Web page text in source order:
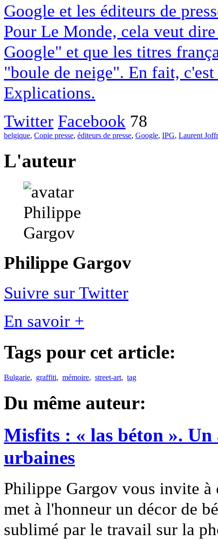
Google et les éditeurs de
Pour Le Monde, cela veut
Google" et que les titres
"boule de neige". En fait,
Explications.
Twitter Facebook 78
belgique, Copie presse, éditeurs de presse, Google, IPG, Laurent
L'auteur
Philippe Gargov
Suivre sur Twitter
En savoir +
Tags pour cet article:
Bulgarie, graffiti, mémoire, street-art, tag
Du même auteur:
Misfits : « las béton ».
urbaines
Philippe Gargov vous invite
met à l'honneur un décor de
sublimé par le travail sur la